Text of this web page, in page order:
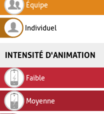
Équipe
Individuel
INTENSITÉ D'ANIMATION
Faible
Moyenne